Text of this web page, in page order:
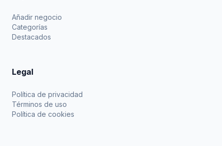
Añadir negocio
Categorías
Destacados
Legal
Política de privacidad
Términos de uso
Política de cookies